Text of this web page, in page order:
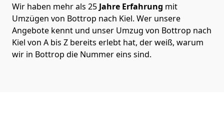
Wir haben mehr als 25 Jahre Erfahrung mit
Umzügen von Bottrop nach Kiel. Wer unsere
Angebote kennt und unser Umzug von Bottrop nach
Kiel von A bis Z bereits erlebt hat, der weiß, warum
wir in Bottrop die Nummer eins sind.